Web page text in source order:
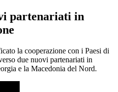
partenariati in
la cooperazione con i Paesi di
due nuovi partenariati in
e la Macedonia del Nord.